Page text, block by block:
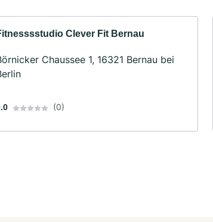
Clever Fit Bernau
Chaussee 1, 16321 Bernau bei
(0)